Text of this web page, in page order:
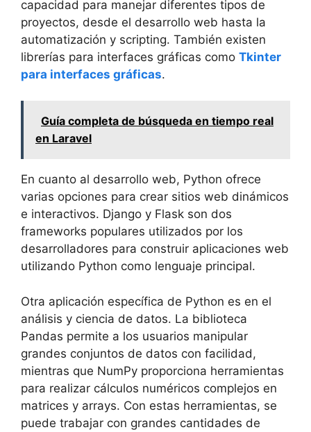
capacidad para manejar diferentes tipos de
proyectos, desde el desarrollo web hasta la
automatización y scripting. También existen
librerías para interfaces gráficas como Tkinter
para interfaces gráficas.
Guía completa de búsqueda en tiempo real
en Laravel
En cuanto al desarrollo web, Python ofrece
varias opciones para crear sitios web dinámicos
e interactivos. Django y Flask son dos
frameworks populares utilizados por los
desarrolladores para construir aplicaciones web
utilizando Python como lenguaje principal.
Otra aplicación específica de Python es en el
análisis y ciencia de datos. La biblioteca
Pandas permite a los usuarios manipular
grandes conjuntos de datos con facilidad,
mientras que NumPy proporciona herramientas
para realizar cálculos numéricos complejos en
matrices y arrays. Con estas herramientas, se
puede trabajar con grandes cantidades de